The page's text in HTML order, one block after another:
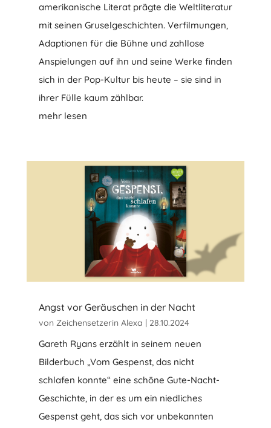
amerikanische Literat prägte die Weltliteratur
mit seinen Gruselgeschichten. Verfilmungen,
Adaptionen für die Bühne und zahllose
Anspielungen auf ihn und seine Werke finden
sich in der Pop-Kultur bis heute – sie sind in
ihrer Fülle kaum zählbar.
mehr lesen
Angst vor Geräuschen in der Nacht
von Zeichensetzerin Alexa | 28.10.2024
Gareth Ryans erzählt in seinem neuen
Bilderbuch „Vom Gespenst, das nicht
schlafen konnte“ eine schöne Gute-Nacht-
Geschichte, in der es um ein niedliches
Gespenst geht, das sich vor unbekannten